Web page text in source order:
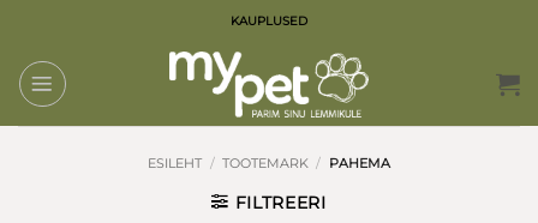
content
KAUPLUSED
ESILEHT / TOOTEMARK / PAHEMA
FILTREERI